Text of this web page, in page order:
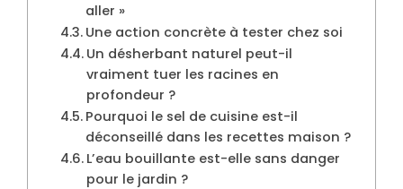
aller »
Une action concrète à tester chez soi
Un désherbant naturel peut-il
vraiment tuer les racines en
profondeur ?
Pourquoi le sel de cuisine est-il
déconseillé dans les recettes maison ?
L’eau bouillante est-elle sans danger
pour le jardin ?